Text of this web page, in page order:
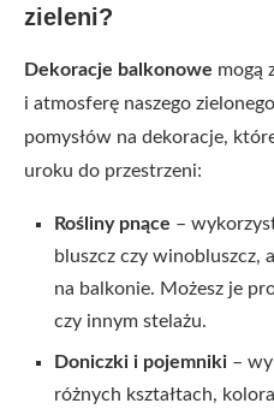
zieleni?
Dekoracje balkonowe mogą
i atmosferę naszego
pomysłów na dekoracje,
uroku do przestrzeni:
Rośliny pnące –
bluszcz czy winobluszcz,
na balkonie. Możesz je
czy innym stelażu.
Doniczki i pojemniki –
różnych kształtach,